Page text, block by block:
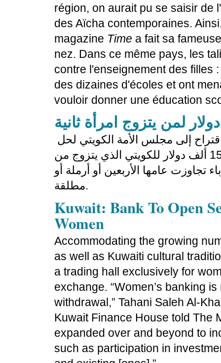
région, on aurait pu se saisir de
des Aïcha contemporaines.
magazine Time a fait sa
nez. Dans ce même pays, les
contre l'enseignement des filles
des dizaines d'écoles et ont
vouloir donner une éducation
مشكلة العنوسة يقضي بمنح مكافأة تصل إلى 15 ألف دولار للكويتي الذي يتزوج من
تجاوزت عامها الأربعين أو أرملة أو
مطلقة.
Kuwait: Bank To Open
Women
Accommodating the growing
as well as Kuwaiti cultural
a trading hall exclusively for
exchange. “Women’s banking
withdrawal,” Tahani Saleh Al-
Kuwait Finance House told The
expanded over and beyond to
such as participation in